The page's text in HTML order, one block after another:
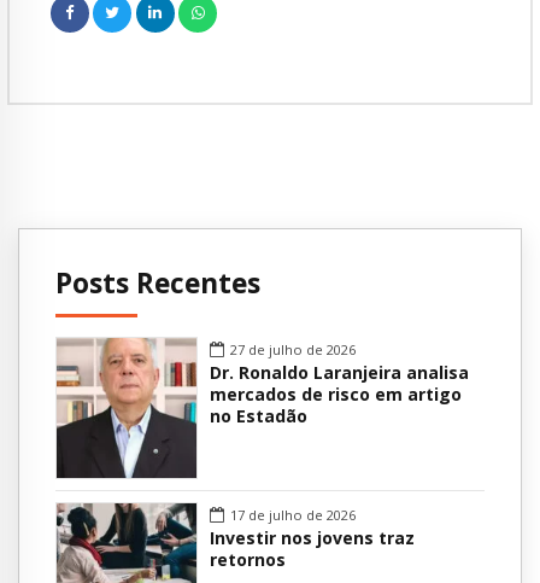
Posts Recentes
27 de julho de 2026
Dr. Ronaldo Laranjeira analisa
mercados de risco em artigo
no Estadão
17 de julho de 2026
Investir nos jovens traz
retornos